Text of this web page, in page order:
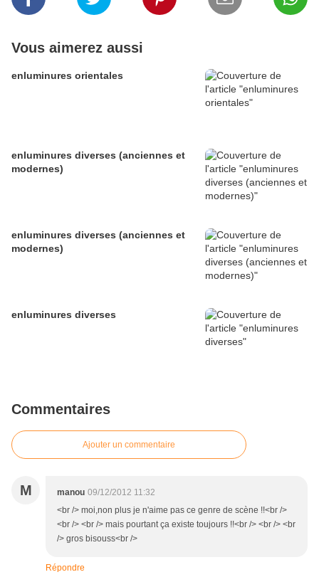
Vous aimerez aussi
enluminures orientales
enluminures diverses (anciennes et
modernes)
enluminures diverses (anciennes et
modernes)
enluminures diverses
Commentaires
Ajouter un commentaire
M manou 09/12/2012 11:32
<br /> moi,non plus je n'aime pas ce genre de scène !!<br />
<br /> <br /> mais pourtant ça existe toujours !!<br /> <br /> <br
/> gros bisouss<br />
Répondre